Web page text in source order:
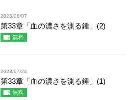
2023/08/07
第33章「血の濃さを測る錘」(2)
無料
2023/07/24
第33章「血の濃さを測る錘」(1)
無料